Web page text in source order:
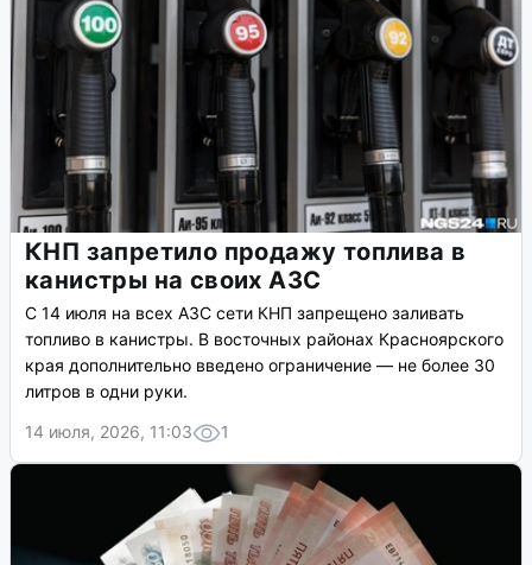
КНП запретило продажу топлива в
канистры на своих АЗС
С 14 июля на всех АЗС сети КНП запрещено заливать
топливо в канистры. В восточных районах Красноярского
края дополнительно введено ограничение — не более 30
литров в одни руки.
14 июля, 2026, 11:03
1